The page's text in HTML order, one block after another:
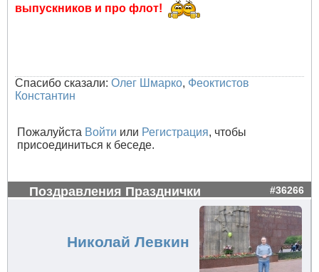
выпускников и про флот!
Спасибо сказали: Олег Шмарко, Феоктистов
Константин
Пожалуйста Войти или Регистрация, чтобы
присоединиться к беседе.
Поздравления Празднички #36266
Николай Левкин